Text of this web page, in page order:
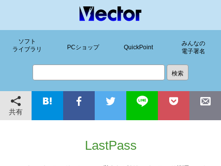
ソフト
ライブラリ
PCショップ QuickPoint
みんなの
電子署名
共有
LastPass